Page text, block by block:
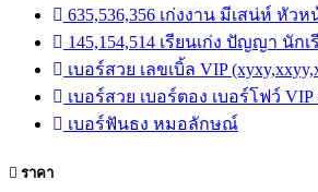
635,536,356 เก่งงาน มีเสน่ห์ หัว
145,154,514 เรียนเก่ง ปัญญา นักเ
เบอร์สวย เลขเบิ้ล VIP
เบอร์สวย เบอร์ตอง เบอร์โฟว์ VIP
เบอร์ฟันธง หมอลักษณ์
ราคา